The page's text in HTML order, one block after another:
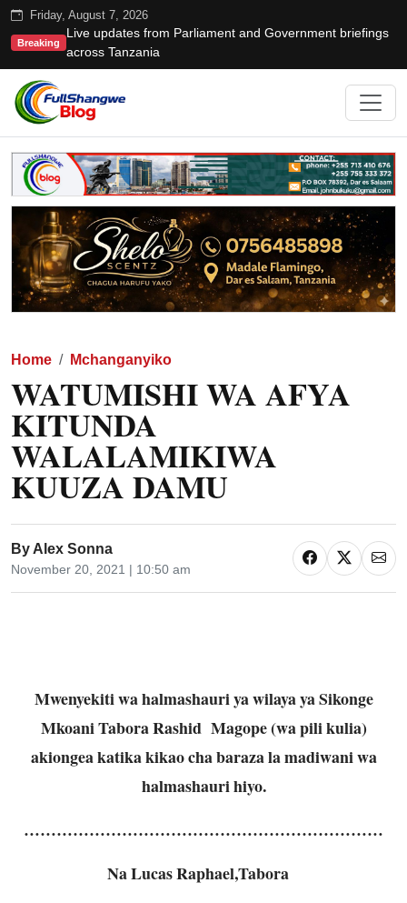
Friday, August 7, 2026
Breaking
Live updates from Parliament and Government briefings
across Tanzania
Home Mchanganyiko
WATUMISHI WA AFYA
KITUNDA
WALALAMIKIWA
KUUZA DAMU
By Alex Sonna
November 20, 2021 | 10:50 am
Mwenyekiti wa halmashauri ya wilaya ya Sikonge
Mkoani Tabora Rashid Magope (wa pili kulia)
akiongea katika kikao cha baraza la madiwani wa
halmashauri hiyo.
…………………………………………………………
Na Lucas Raphael,Tabora